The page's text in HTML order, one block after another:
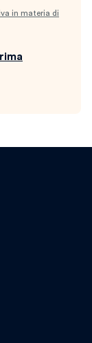
in materia di